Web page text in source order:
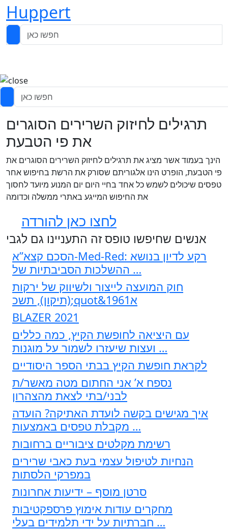
Huppert
תרגילים לחיזוק השרירים הסוגרים
את פי הטבעת
הינך בעמוד אשר מציג את תרגילים לחיזוק השרירים הסוגרים את
פי הטבעת, הופרט הינו אלגוריתם שסורק את הרשת בחיפוש אחר
טפסים שיכולים לשמש כל אחד בחיי היום יום המנוע מיועד לחסוך
את החיפוש המייגע באתרי ממשלה וכדומה
לחצו כאן להורדה
אנשים שחיפשו טופס זה התעניינו גם לגבי
הסכם קצא”א-Med-Red: רקע לדיון בנושא
ההשלכות הסביבתיות של …
חוק המועצה לייצור ולשיווק של ירקות
(תיקון), תשכ;quot&א1961
BLAZER 2021
עם היציאה לחופשת הקיץ, כמה כללים
ועצות שיעזרו לשמור על מוגנות …
לקראת חופשת הקיץ בבתי הספר היסודיים
נספח א’ אני החתום מטה מאשר/ת
לבני/בתי לצאת מהצהרון
איך מגישים בקשה לועדת האתיקה? הועדה
מקבלת טפסים באמצעות …
רשימת מקלטים ציבוריים ברחובות
הנחיות לטיפול עצמי בעת כאבי שרירים
במפרקי הלסתות
סרטן מוסף – ידיעות אחרונות
מחקרים עודות אימוץ פרספקטיבות
חברתיות על ידי תלמידים בעלי …